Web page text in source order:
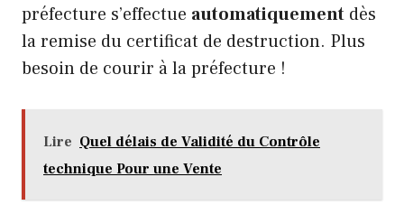
préfecture s’effectue automatiquement dès
la remise du certificat de destruction. Plus
besoin de courir à la préfecture !
Lire Quel délais de Validité du Contrôle
technique Pour une Vente